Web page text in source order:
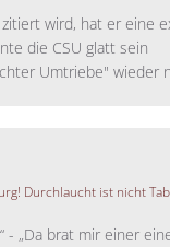
wird, hat er eine
die CSU glatt sein
Umtriebe" wieder
Durchlaucht ist nicht
- „Da brat mir einer